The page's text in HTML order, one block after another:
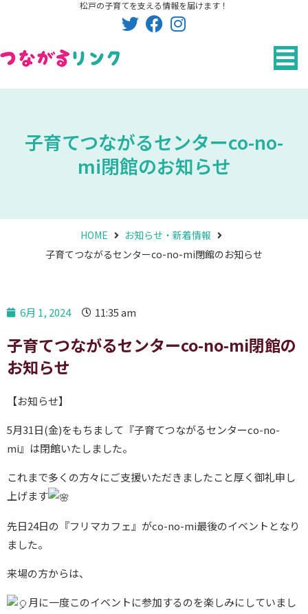
ス
松戸の子育てを支える情報を届けます！
子育てつながるセンターco-no-
mi閉館のお知らせ
HOME
お知らせ・新着情報
子育てつながるセンターco-no-mi閉館のお知らせ
6月 1, 2024 11:35 am
子育てつながるセンターco-no-mi閉館の
お知らせ
【お知らせ】
5月31日(金)をもちまして『子育てつながるセンターco-no-
mi』は閉館いたしました。
これまで多くの方々にご支援いただきましたこと厚く御礼申し
上げます
先日24日の『フリマカフェ』がco-no-mi最後のイベントとなり
ました。
来場の方からは、
月に一度このイベントに参加するのを楽しみにしていまし